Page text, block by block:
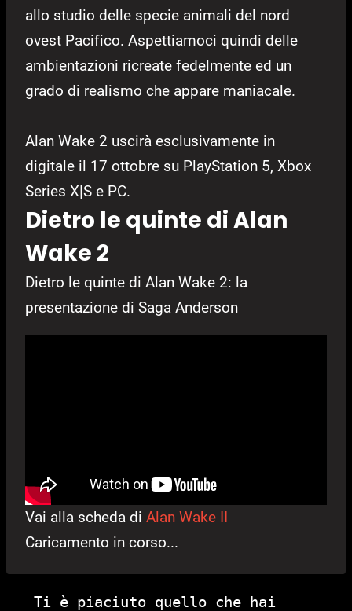
allo studio delle specie animali del nord
ovest Pacifico. Aspettiamoci quindi delle
ambientazioni ricreate fedelmente ed un
grado di realismo che appare maniacale.
Alan Wake 2 uscirà esclusivamente in
digitale il 17 ottobre su PlayStation 5, Xbox
Series X|S e PC.
Dietro le quinte di Alan
Wake 2
Dietro le quinte di Alan Wake 2: la
presentazione di Saga Anderson
Vai alla scheda di Alan Wake II
Caricamento in corso...
Ti è piaciuto quello che hai